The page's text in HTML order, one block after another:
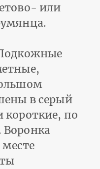
или
в серый
по
месте